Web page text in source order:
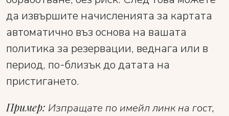
да извършите начисленията за картата
автоматично въз основа на вашата
политика за резервации, веднага или в
период, по-близък до датата на
пристигането.
Пример: Изпращате по имейл линк на гост,